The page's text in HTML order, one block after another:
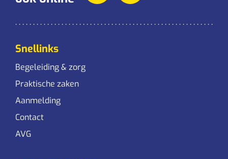
Snellinks
Begeleiding & zorg
Praktische zaken
Aanmelding
Contact
AVG